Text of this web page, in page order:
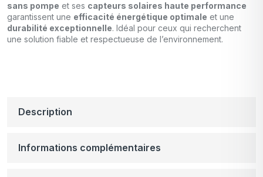
sans pompe et ses capteurs solaires haute performance
garantissent une efficacité énergétique optimale et une
durabilité exceptionnelle. Idéal pour ceux qui recherchent
une solution fiable et respectueuse de l’environnement.
Description
Informations complémentaires